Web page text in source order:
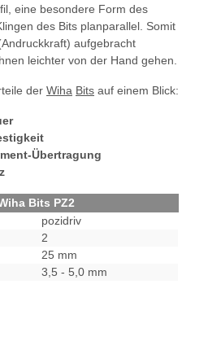
eine besondere Form des
des Bits planparallel. Somit
aufgebracht
leichter von der Hand gehen.
der Wiha Bits auf einem Blick:
Übertragung
Bits PZ2
pozidriv
2
25 mm
3,5 - 5,0 mm